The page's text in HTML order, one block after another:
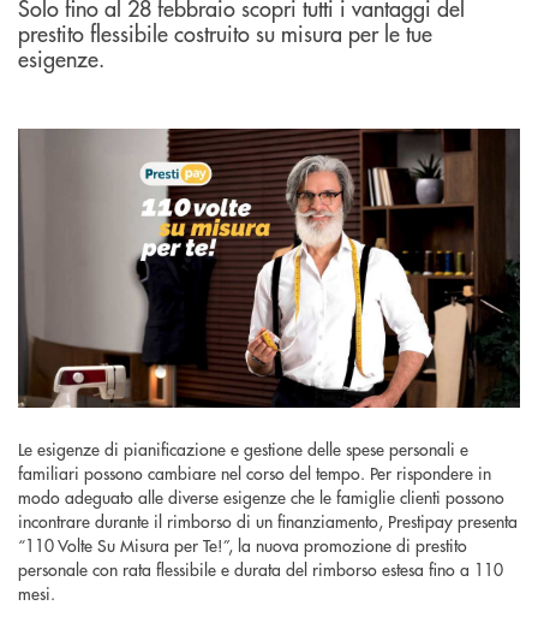
Solo fino al 28 febbraio scopri tutti i vantaggi del
prestito flessibile costruito su misura per le tue
esigenze.
Le esigenze di pianificazione e gestione delle spese personali e
familiari possono cambiare nel corso del tempo. Per rispondere in
modo adeguato alle diverse esigenze che le famiglie clienti possono
incontrare durante il rimborso di un finanziamento, Prestipay presenta
“110 Volte Su Misura per Te!”, la nuova promozione di prestito
personale con rata flessibile e durata del rimborso estesa fino a 110
mesi.